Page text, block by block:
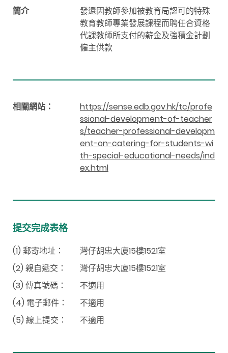
簡介
發還因教師參加被教育局認可的特殊
教育教師專業發展課程而聘任合資格
代課教師所支付的薪金及強積金計劃
僱主供款
相關網站：
https://sense.edb.gov.hk/tc/profe
ssional-development-of-teacher
s/teacher-professional-developm
ent-on-catering-for-students-wi
th-special-educational-needs/ind
ex.html
提交完成表格
(1) 郵寄地址：
灣仔胡忠大廈15樓1521室
(2) 親自遞交：
灣仔胡忠大廈15樓1521室
(3) 傳真號碼：
不適用
(4) 電子郵件：
不適用
(5) 線上提交：
不適用